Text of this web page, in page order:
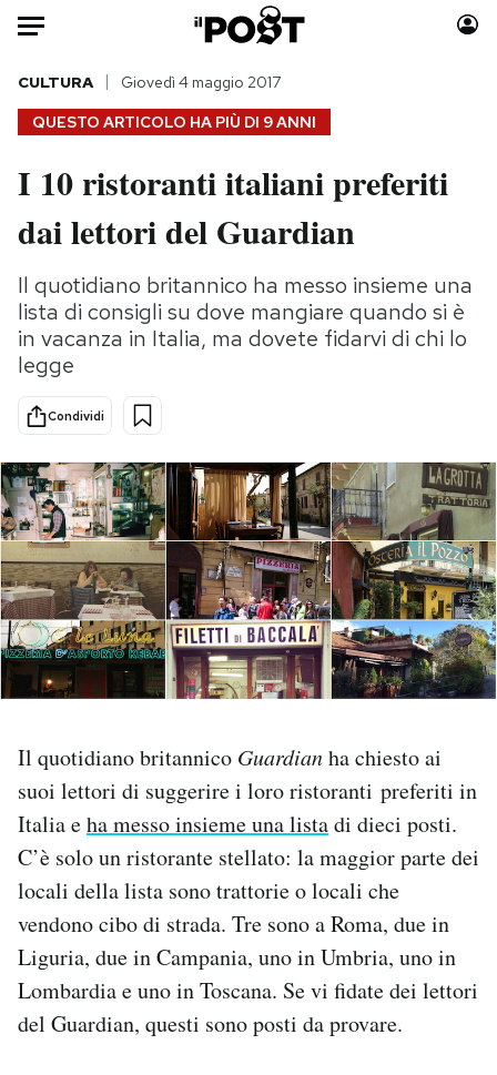
Auto
HOME
Italia
Politica
Tecnologia
Internet
Scienza
Cultura
Economia
Moda
Consumismi
Storie/Idee
Ok Boomer!
Media
PODCAST
NEWSLETTER
I MIEI PREFERITI
SHOP
CALENDARIO
AREA PERSONALE
Area Personale
Newsletter
Regala il Post
QUESTO ARTICOLO HA PIÙ DI 9 ANNI
CULTURA Giovedì 4 maggio 2017
I 10 ristoranti italiani preferiti
dai lettori del Guardian
Il quotidiano britannico ha messo insieme una
lista di consigli su dove mangiare quando si è
in vacanza in Italia, ma dovete fidarvi di chi lo
legge
Condividi
Il quotidiano britannico Guardianha chiesto ai
suoi lettori di suggerire i loro ristoranti preferiti in
Italia eha messo insieme una listadi dieci posti.
C’è solo un ristorante stellato: la maggior parte dei
locali della lista sono trattorie o locali che
vendono cibo di strada. Tre sono a Roma, due in
Liguria, due in Campania, uno in Umbria, uno in
Lombardia e uno in Toscana. Se vi fidate dei lettori
del Guardian, questi sono posti da provare.